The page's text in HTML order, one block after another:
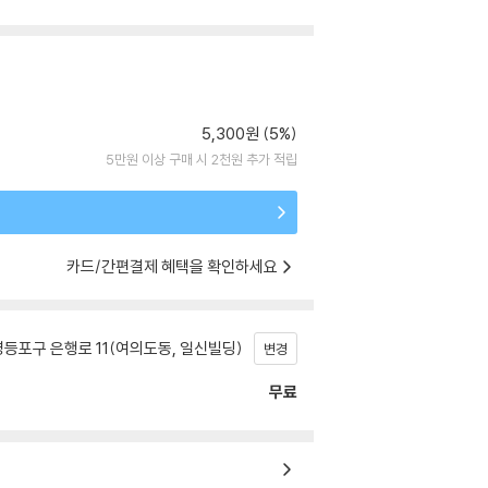
5,300원 (5%)
5만원 이상 구매 시 2천원 추가 적립
카드/간편결제 혜택을 확인하세요
포구 은행로 11(여의도동, 일신빌딩) 변경
무료